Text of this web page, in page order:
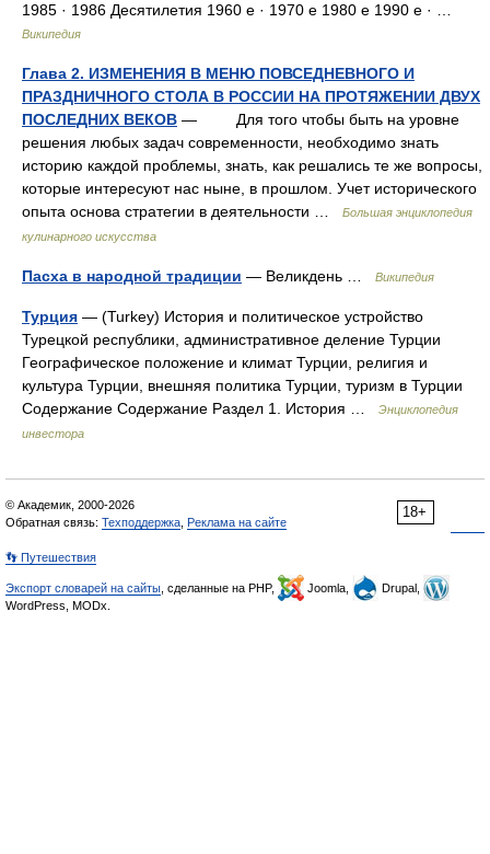
1985 · 1986 Десятилетия 1960 е · 1970 е 1980 е 1990 е · …
Википедия
Глава 2. ИЗМЕНЕНИЯ В МЕНЮ ПОВСЕДНЕВНОГО И
ПРАЗДНИЧНОГО СТОЛА В РОССИИ НА ПРОТЯЖЕНИИ ДВУХ
ПОСЛЕДНИХ ВЕКОВ — Для того чтобы быть на уровне
решения любых задач современности, необходимо знать
историю каждой проблемы, знать, как решались те же вопросы,
которые интересуют нас ныне, в прошлом. Учет исторического
опыта основа стратегии в деятельности …
Большая энциклопедия
кулинарного искусства
Пасха в народной традиции — Великдень … Википедия
Турция — (Turkey) История и политическое устройство
Турецкой республики, административное деление Турции
Географическое положение и климат Турции, религия и
культура Турции, внешняя политика Турции, туризм в Турции
Содержание Содержание Раздел 1. История …
Энциклопедия
инвестора
18+
© Академик, 2000-2026
Обратная связь: Техподдержка Реклама на сайте
👣 Путешествия
Экспорт словарей на сайты , сделанные на PHP, Joomla,
Drupal,
WordPress, MODx.